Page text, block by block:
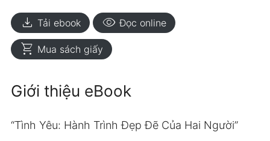
download Tải ebook visibility Đọc online
shopping_cart Mua sách giấy
Giới thiệu eBook
“Tình Yêu: Hành Trình Đẹp Đẽ Của Hai Người”